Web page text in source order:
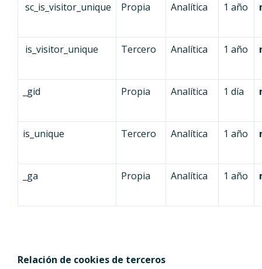
sc_is_visitor_unique Propia Analítica 1 año
is_visitor_unique Tercero Analítica 1 año
_gid Propia Analítica 1 día
is_unique Tercero Analítica 1 año
_ga Propia Analítica 1 año
Relación de cookies de terceros